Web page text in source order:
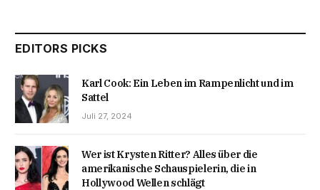
EDITORS PICKS
Karl Cook: Ein Leben im Rampenlicht und im
Sattel
Juli 27, 2024
Wer ist Krysten Ritter? Alles über die
amerikanische Schauspielerin, die in
Hollywood Wellen schlägt